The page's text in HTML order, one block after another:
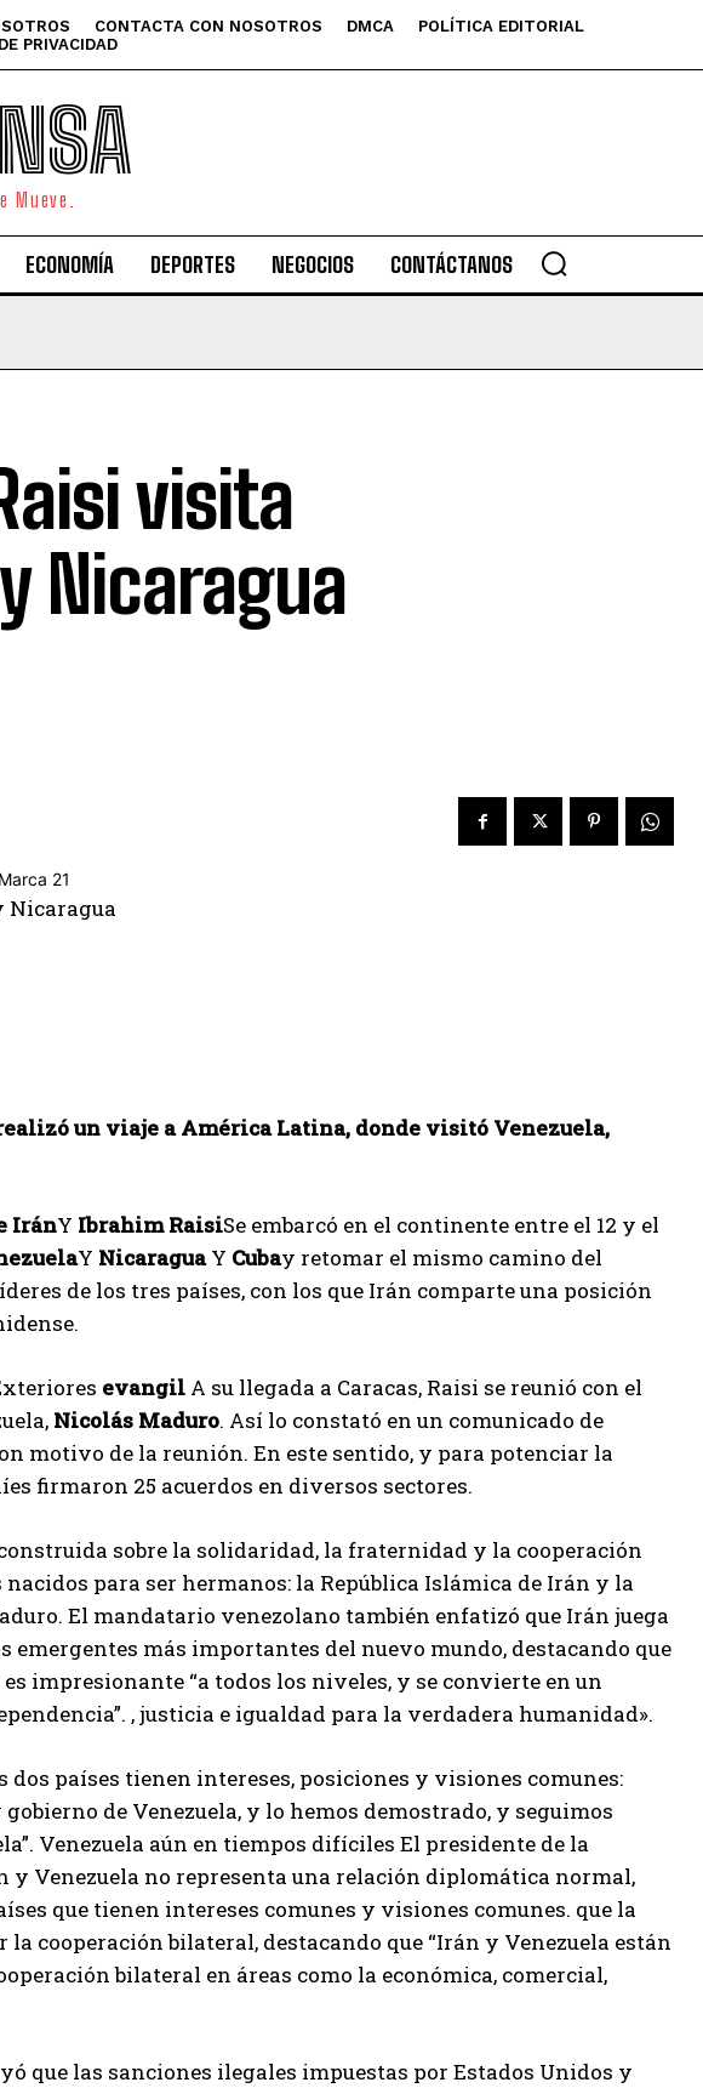
CONTACTA CON NOSOTROS DMCA
POLÍTICA EDITORIAL
PRIVACIDAD
ECONOMÍA DEPORTES NEGOCIOS CONTÁCTANOS
visita
Nicaragua
un viaje a América Latina, donde visitó Venezuela,
IránY Ibrahim RaisiSe embarcó en el continente entre el 12 y el
Y NicaraguaY Cubay retomar el mismo camino del
de los tres países, con los que Irán comparte una posición
evangil A su llegada a Caracas, Raisi se reunió con el
Nicolás Maduro. Así lo constató en un comunicado de
motivo de la reunión. En este sentido, y para potenciar la
firmaron 25 acuerdos en diversos sectores.
sobre la solidaridad, la fraternidad y la cooperación
para ser hermanos: la República Islámica de Irán y la
El mandatario venezolano también enfatizó que Irán juega
más importantes del nuevo mundo, destacando que
impresionante “a todos los niveles, y se convierte en un
, justicia e igualdad para la verdadera humanidad».
países tienen intereses, posiciones y visiones comunes:
de Venezuela, y lo hemos demostrado, y seguimos
Venezuela aún en tiempos difíciles El presidente de la
y Venezuela no representa una relación diplomática normal,
que tienen intereses comunes y visiones comunes. que la
cooperación bilateral, destacando que “Irán y Venezuela están
bilateral en áreas como la económica, comercial,
que las sanciones ilegales impuestas por Estados Unidos y